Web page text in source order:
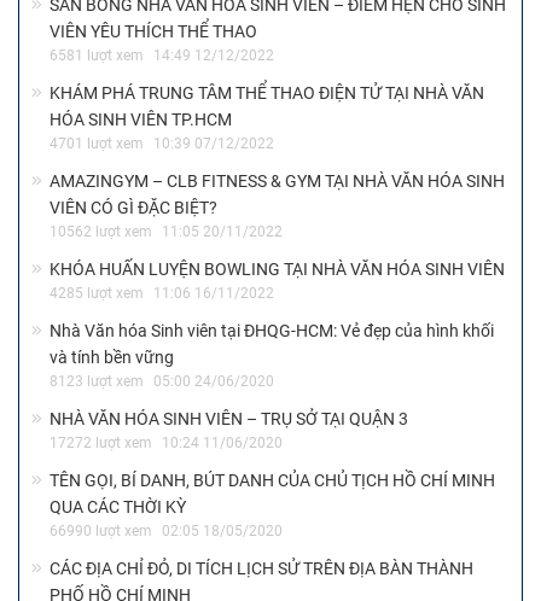
SÂN BÓNG NHÀ VĂN HÓA SINH VIÊN – ĐIỂM HẸN CHO SINH
VIÊN YÊU THÍCH THỂ THAO
6581 lượt xem 14:49 12/12/2022
KHÁM PHÁ TRUNG TÂM THỂ THAO ĐIỆN TỬ TẠI NHÀ VĂN
HÓA SINH VIÊN TP.HCM
4701 lượt xem 10:39 07/12/2022
AMAZINGYM – CLB FITNESS & GYM TẠI NHÀ VĂN HÓA SINH
VIÊN CÓ GÌ ĐẶC BIỆT?
10562 lượt xem 11:05 20/11/2022
KHÓA HUẤN LUYỆN BOWLING TẠI NHÀ VĂN HÓA SINH VIÊN
4285 lượt xem 11:06 16/11/2022
Nhà Văn hóa Sinh viên tại ĐHQG-HCM: Vẻ đẹp của hình khối
và tính bền vững
8123 lượt xem 05:00 24/06/2020
NHÀ VĂN HÓA SINH VIÊN – TRỤ SỞ TẠI QUẬN 3
17272 lượt xem 10:24 11/06/2020
TÊN GỌI, BÍ DANH, BÚT DANH CỦA CHỦ TỊCH HỒ CHÍ MINH
QUA CÁC THỜI KỲ
66990 lượt xem 02:05 18/05/2020
CÁC ĐỊA CHỈ ĐỎ, DI TÍCH LỊCH SỬ TRÊN ĐỊA BÀN THÀNH
PHỐ HỒ CHÍ MINH